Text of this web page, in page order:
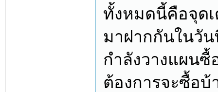
ทั้งหมดนี้คือจุด
มาฝากกันในวั
กำลังวางแผนซื้
ต้องการจะซื้อบ้